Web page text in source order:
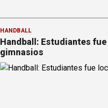
HANDBALL
Handball: Estudiantes
gimnasios